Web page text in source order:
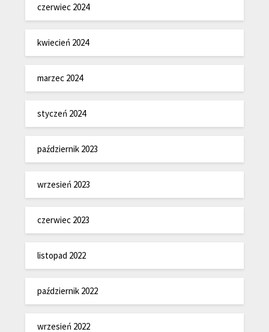
czerwiec 2024
kwiecień 2024
marzec 2024
styczeń 2024
październik 2023
wrzesień 2023
czerwiec 2023
listopad 2022
październik 2022
wrzesień 2022